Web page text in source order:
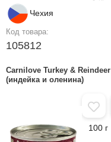
Чехия
Код товара:
105812
Carnilove Turkey &
(индейка и оленина)
100 г